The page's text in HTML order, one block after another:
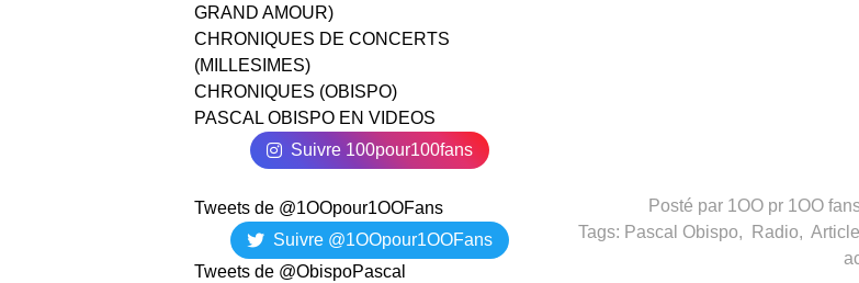
GRAND AMOUR)
CHRONIQUES DE CONCERTS
(MILLESIMES)
CHRONIQUES (OBISPO)
PASCAL OBISPO EN VIDEOS
Suivre 100pour100fans
Tweets de @1OOpour1OOFans
Suivre @1OOpour1OOFans
Tweets de @ObispoPascal
Posté par 1OO pr 1OO
Tags: Pascal Obispo, Radio, Article